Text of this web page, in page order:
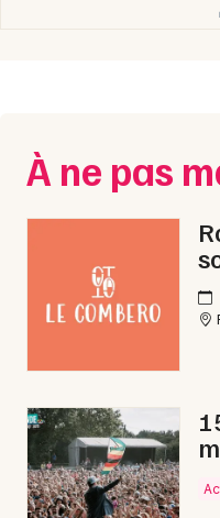
12 - Aveyron
Mon email
À ne pas